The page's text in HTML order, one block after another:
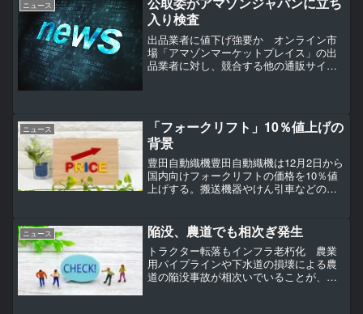
トマネーで用意し...
ニュース
入り検査
出品業者に値下げ強要か オンライン市
場「アマゾンマーケットプレイス」の出
品業者に対し、競合する他の通販サイト
ニュース
「フォークリフト」10％値上げの
背景
豊田自動織機豊田自動織機は12月2日から
国内向けフォークリフトの価格を10％値
上げする。搬送機器やけん引車などの産
の、原材料費や人件費などが上昇。仕入
れ先からの購入...
ニュース 陥没、農道でも相次ぎ発生
トラクター転落もインフラ老朽化 農業
用パイプラインや下水道の損壊による農
道の陥没事故が相次いでいることが、自